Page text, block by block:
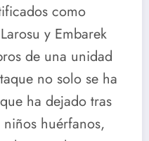
como
y Embarek
de una unidad
no solo se ha
ha dejado tras
huérfanos,